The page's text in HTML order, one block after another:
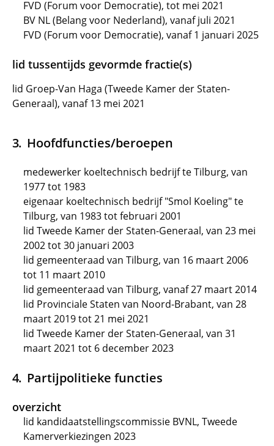
FVD (Forum voor Democratie), tot mei 2021
BV NL (Belang voor Nederland), vanaf juli 2021
FVD (Forum voor Democratie), vanaf 1 januari 2025
lid tussentijds gevormde fractie(s)
lid Groep-Van Haga (Tweede Kamer der Staten-
Generaal), vanaf 13 mei 2021
Hoofdfuncties/beroepen
medewerker koeltechnisch bedrijf te Tilburg, van
1977 tot 1983
eigenaar koeltechnisch bedrijf "Smol Koeling" te
Tilburg, van 1983 tot februari 2001
lid Tweede Kamer der Staten-Generaal, van 23 mei
2002 tot 30 januari 2003
lid gemeenteraad van Tilburg, van 16 maart 2006
tot 11 maart 2010
lid gemeenteraad van Tilburg, vanaf 27 maart 2014
lid Provinciale Staten van Noord-Brabant, van 28
maart 2019 tot 21 mei 2021
lid Tweede Kamer der Staten-Generaal, van 31
maart 2021 tot 6 december 2023
Partijpolitieke functies
overzicht
lid kandidaatstellingscommissie BVNL, Tweede
Kamerverkiezingen 2023